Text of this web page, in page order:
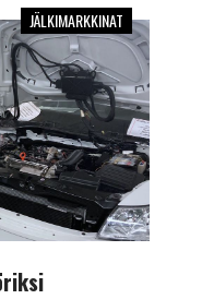
JÄLKIMARKKINAT